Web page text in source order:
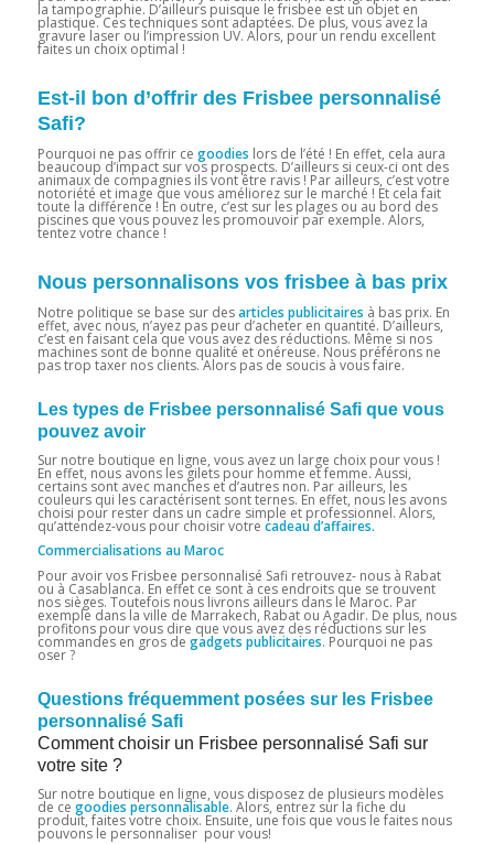
la tampographie. D’ailleurs puisque le frisbee est un objet en
plastique. Ces techniques sont adaptées. De plus, vous avez la
gravure laser ou l’impression UV. Alors, pour un rendu excellent
faites un choix optimal !
Est-il bon d’offrir des Frisbee personnalisé
Safi?
Pourquoi ne pas offrir ce goodies lors de l’été ! En effet, cela aura
beaucoup d’impact sur vos prospects. D’ailleurs si ceux-ci ont des
animaux de compagnies ils vont être ravis ! Par ailleurs, c’est votre
notoriété et image que vous améliorez sur le marché ! Et cela fait
toute la différence ! En outre, c’est sur les plages ou au bord des
piscines que vous pouvez les promouvoir par exemple. Alors,
tentez votre chance !
Nous personnalisons vos frisbee à bas prix
Notre politique se base sur desarticles publicitaires à bas prix. En
effet, avec nous, n’ayez pas peur d’acheter en quantité. D’ailleurs,
c’est en faisant cela que vous avez des réductions. Même si nos
machines sont de bonne qualité et onéreuse. Nous préférons ne
pas trop taxer nos clients. Alors pas de soucis à vous faire.
Les types de Frisbee personnalisé Safi que vous
pouvez avoir
Sur notre boutique en ligne, vous avez un large choix pour vous !
En effet, nous avons les gilets pour homme et femme. Aussi,
certains sont avec manches et d’autres non. Par ailleurs, les
couleurs qui les caractérisent sont ternes. En effet, nous les avons
choisi pour rester dans un cadre simple et professionnel. Alors,
qu’attendez-vous pour choisir votre cadeau d’affaires.
Commercialisations au Maroc
Pour avoir vos Frisbee personnalisé Safi retrouvez- nous à Rabat
ou à Casablanca. En effet ce sont à ces endroits que se trouvent
nos sièges. Toutefois nous livrons ailleurs dans le Maroc. Par
exemple dans la ville de Marrakech, Rabat ou Agadir. De plus, nous
profitons pour vous dire que vous avez des réductions sur les
commandes en gros de gadgets publicitaires. Pourquoi ne pas
oser ?
Questions fréquemment posées sur les Frisbee
personnalisé Safi
Comment choisir un Frisbee personnalisé Safi sur
votre site ?
Sur notre boutique en ligne, vous disposez de plusieurs modèles
de ce goodies personnalisable. Alors, entrez sur la fiche du
produit, faites votre choix. Ensuite, une fois que vous le faites nous
pouvons le personnaliser pour vous!